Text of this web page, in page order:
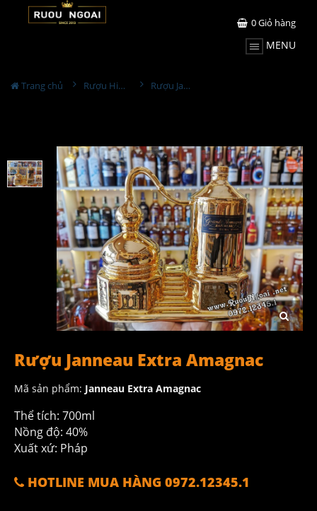
0Giỏ hàng
MENU
Trang chủ Rượu Hiếm - Cũ Rượu Janneau Extra Amagnac
Rượu Janneau Extra Amagnac
Mã sản phẩm: Janneau Extra Amagnac
Thể tích: 700ml
Nồng độ: 40%
Xuất xứ: Pháp
HOTLINE MUA HÀNG 0972.12345.1